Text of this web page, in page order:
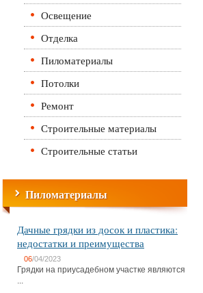
Освещение
Отделка
Пиломатериалы
Потолки
Ремонт
Строительные материалы
Строительные статьи
Пиломатериалы
Дачные грядки из досок и пластика:
недостатки и преимущества
06/04/2023
Грядки на приусадебном участке являются
...